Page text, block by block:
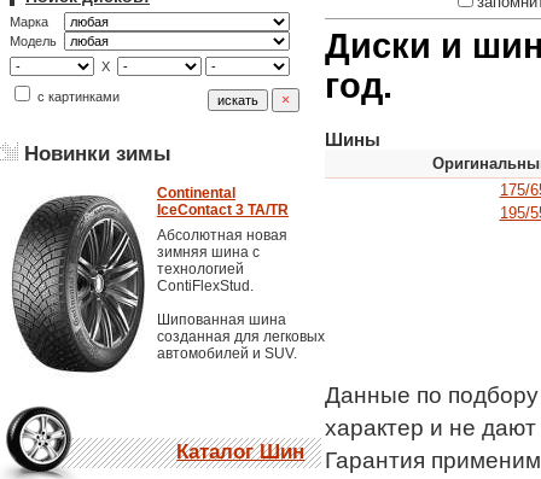
Марка
Модель
X
с картинками
Новинки зимы
Continental
IceContact 3 TA/TR
Абсолютная новая
зимняя шина с
технологией
ContiFlexStud.
Шипованная шина
созданная для легковых
автомобилей и SUV.
Каталог Шин
Диски и
год.
Шины
175/
195/
Данные по
характер и не
Гарантия